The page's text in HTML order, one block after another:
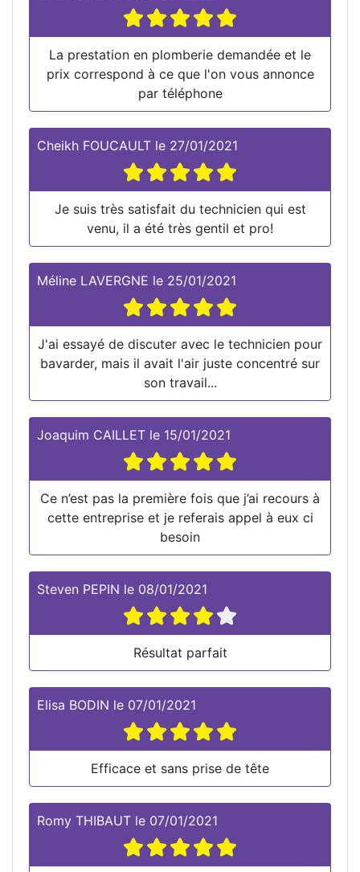
La prestation en plomberie demandée et le
prix correspond à ce que l'on vous annonce
par téléphone
Cheikh FOUCAULT le 27/01/2021
Je suis très satisfait du technicien qui est
venu, il a été très gentil et pro!
Méline LAVERGNE le 25/01/2021
J'ai essayé de discuter avec le technicien pour
bavarder, mais il avait l'air juste concentré sur
son travail...
Joaquim CAILLET le 15/01/2021
Ce n’est pas la première fois que j’ai recours à
cette entreprise et je referais appel à eux ci
besoin
Steven PEPIN le 08/01/2021
Résultat parfait
Elisa BODIN le 07/01/2021
Efficace et sans prise de tête
Romy THIBAUT le 07/01/2021